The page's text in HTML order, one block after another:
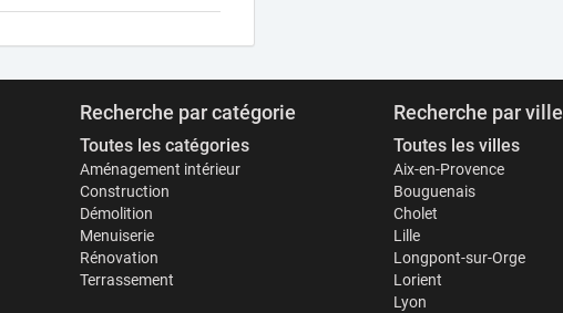
Recherche par catégorie
Toutes les catégories
Aménagement intérieur
Construction
Démolition
Menuiserie
Rénovation
Terrassement
Recherche par ville
Toutes les villes
Aix-en-Provence
Bouguenais
Cholet
Lille
Longpont-sur-Orge
Lorient
Lyon